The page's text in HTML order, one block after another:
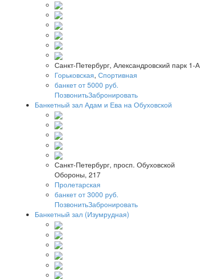
Санкт-Петербург, Александровский парк 1-А
Горьковская, Спортивная
банкет от 5000 руб.
ПозвонитьЗабронировать
Банкетный зал Адам и Ева на Обуховской
Санкт-Петербург, просп. Обуховской
Обороны, 217
Пролетарская
банкет от 3000 руб.
ПозвонитьЗабронировать
Банкетный зал (Изумрудная)